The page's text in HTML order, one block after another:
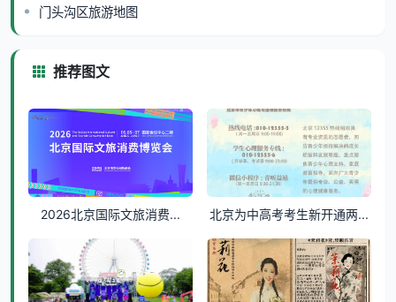
门头沟区旅游地图
推荐图文
2026北京国际文旅消费... 北京为中高考考生新开通两...